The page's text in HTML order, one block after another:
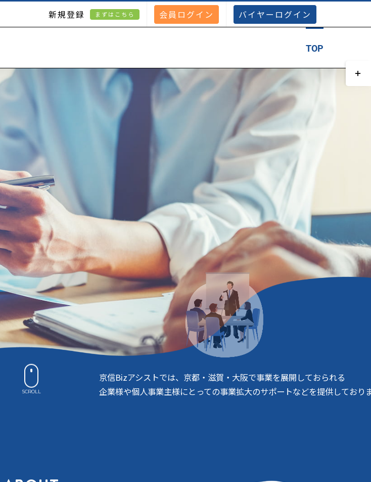
新規登録 まずはこちら 会員ログイン バイヤーログイン
TOP
京信Bizアシストでは、京都・滋賀・大阪で事業を展開しておられる
企業様や個人事業主様にとっての事業拡大のサポートなどを提供しており
SCROLL